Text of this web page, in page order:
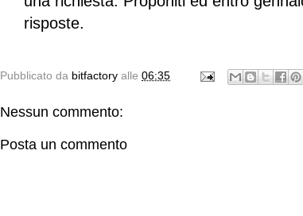
risposte.
Pubblicato da bitfactory alle 06:35
Nessun commento:
Posta un commento